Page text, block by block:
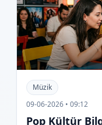
Müzik
09-06-2026 • 09:12
Pop Kültür